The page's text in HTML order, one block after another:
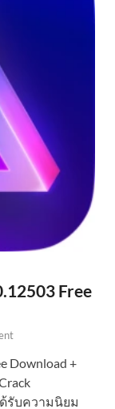
Free
Download +
รับความนิยม